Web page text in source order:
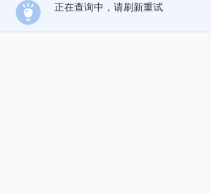
正在查询中，请刷新重试